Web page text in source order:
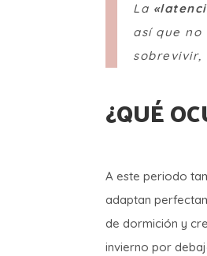
La
así que
sobrevivir,
¿QUÉ
A este periodo
adaptan
de dormición y
invierno por